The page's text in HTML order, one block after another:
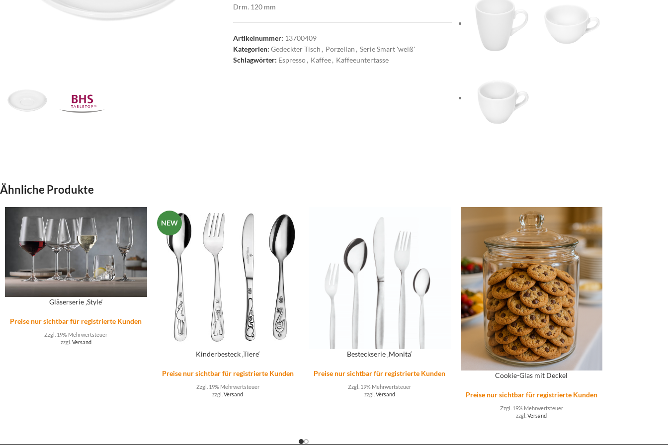
Drm. 120 mm
Artikelnummer: 13700409
Kategorien: Gedeckter Tisch , Porzellan , Serie Smart 'weiß'
Schlagwörter: Espresso, Kaffee, Kaffeeuntertasse
Ähnliche Produkte
Gläserserie ‚Style‘
Preise nur sichtbar für registrierte Kunden
Zzgl. 19% Mehrwertsteuer
zzgl. Versand
NEW
Kinderbesteck ‚Tiere‘
Preise nur sichtbar für registrierte Kunden
Zzgl. 19% Mehrwertsteuer
zzgl.Versand
Besteckserie ‚Monita‘
Preise nur sichtbar für registrierte Kunden
Zzgl. 19% Mehrwertsteuer
zzgl. Versand
Cookie-Glas mit Deckel
Preise nur sichtbar für registrierte Kunden
Zzgl. 19% Mehrwertsteuer
zzgl.Versand